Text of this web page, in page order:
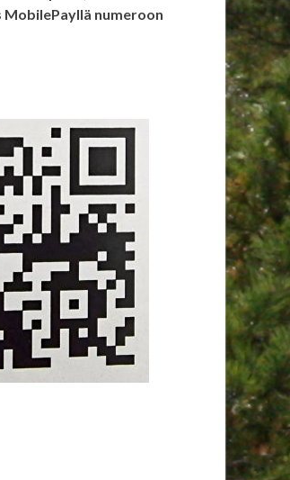
MobilePayllä numeroon